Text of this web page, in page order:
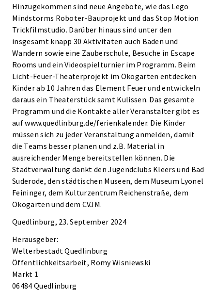
Hinzugekommen sind neue Angebote, wie das Lego
Mindstorms Roboter-Bauprojekt und das Stop Motion
Trickfilmstudio. Darüber hinaus sind unter den
insgesamt knapp 30 Aktivitäten auch Baden und
Wandern sowie eine Zauberschule, Besuche in Escape
Rooms und ein Videospielturnier im Programm. Beim
Licht-Feuer-Theaterprojekt im Ökogarten entdecken
Kinder ab 10 Jahren das Element Feuer und entwickeln
daraus ein Theaterstück samt Kulissen. Das gesamte
Programm und die Kontakte aller Veranstalter gibt es
auf www.quedlinburg.de/ferienkalender. Die Kinder
müssen sich zu jeder Veranstaltung anmelden, damit
die Teams besser planen und z.B. Material in
ausreichender Menge bereitstellen können. Die
Stadtverwaltung dankt den Jugendclubs Kleers und Bad
Suderode, den städtischen Museen, dem Museum Lyonel
Feininger, dem Kulturzentrum Reichenstraße, dem
Ökogarten und dem CVJM.
Quedlinburg, 23. September 2024
Herausgeber:
Welterbestadt Quedlinburg
Öffentlichkeitsarbeit, Romy Wisniewski
Markt 1
06484 Quedlinburg